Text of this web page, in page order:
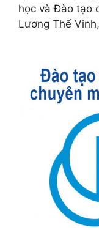
học và Đào tạo
Lương Thế